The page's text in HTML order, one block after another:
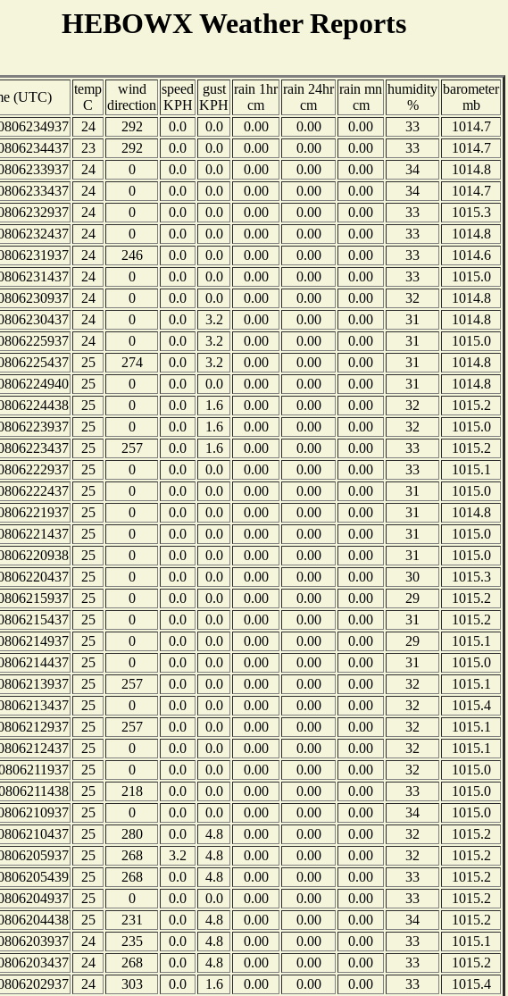
HEBOWX Weather Reports
(UTC)
temp
C
wind
direction
speed
KPH
gust
KPH
rain 1hr
cm
rain 24hr
cm
rain mn
cm
humidity
%
barometer
mb
24 292 0.0 0.0 0.00 0.00 0.00 33
1014.7
23 292 0.0 0.0 0.00 0.00 0.00 33
1014.7
24 0 0.0 0.0 0.00 0.00 0.00 34
1014.8
24 0 0.0 0.0 0.00 0.00 0.00 34
1014.7
24 0 0.0 0.0 0.00 0.00 0.00 33
1015.3
24 0 0.0 0.0 0.00 0.00 0.00 33
1014.8
24 246 0.0 0.0 0.00 0.00 0.00 33
1014.6
24 0 0.0 0.0 0.00 0.00 0.00 33
1015.0
24 0 0.0 0.0 0.00 0.00 0.00 32
1014.8
24 0 0.0 3.2 0.00 0.00 0.00 31
1014.8
24 0 0.0 3.2 0.00 0.00 0.00 31
1015.0
25 274 0.0 3.2 0.00 0.00 0.00 31
1014.8
25 0 0.0 0.0 0.00 0.00 0.00 31
1014.8
25 0 0.0 1.6 0.00 0.00 0.00 32
1015.2
25 0 0.0 1.6 0.00 0.00 0.00 32
1015.0
25 257 0.0 1.6 0.00 0.00 0.00 33
1015.2
25 0 0.0 0.0 0.00 0.00 0.00 33
1015.1
25 0 0.0 0.0 0.00 0.00 0.00 31
1015.0
25 0 0.0 0.0 0.00 0.00 0.00 31
1014.8
25 0 0.0 0.0 0.00 0.00 0.00 31
1015.0
25 0 0.0 0.0 0.00 0.00 0.00 31
1015.0
25 0 0.0 0.0 0.00 0.00 0.00 30
1015.3
25 0 0.0 0.0 0.00 0.00 0.00 29
1015.2
25 0 0.0 0.0 0.00 0.00 0.00 31
1015.2
25 0 0.0 0.0 0.00 0.00 0.00 29
1015.1
25 0 0.0 0.0 0.00 0.00 0.00 31
1015.0
25 257 0.0 0.0 0.00 0.00 0.00 32
1015.1
25 0 0.0 0.0 0.00 0.00 0.00 32
1015.4
25 257 0.0 0.0 0.00 0.00 0.00 32
1015.1
25 0 0.0 0.0 0.00 0.00 0.00 32
1015.1
25 0 0.0 0.0 0.00 0.00 0.00 32
1015.0
25 218 0.0 0.0 0.00 0.00 0.00 33
1015.0
25 0 0.0 0.0 0.00 0.00 0.00 34
1015.0
25 280 0.0 4.8 0.00 0.00 0.00 32
1015.2
25 268 3.2 4.8 0.00 0.00 0.00 32
1015.2
25 268 0.0 4.8 0.00 0.00 0.00 33
1015.2
25 0 0.0 0.0 0.00 0.00 0.00 33
1015.2
25 231 0.0 4.8 0.00 0.00 0.00 34
1015.2
24 235 0.0 4.8 0.00 0.00 0.00 33
1015.1
24 268 0.0 4.8 0.00 0.00 0.00 33
1015.2
24 303 0.0 1.6 0.00 0.00 0.00 33
1015.4